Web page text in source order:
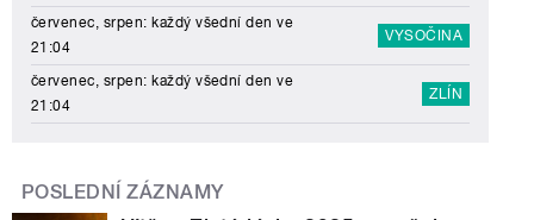
červenec, srpen: každý všední den ve
21:04
VYSOČINA
červenec, srpen: každý všední den ve
21:04
ZLÍN
POSLEDNÍ ZÁZNAMY